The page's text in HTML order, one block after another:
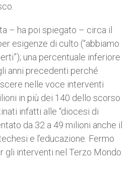
– ha poi spiegato – circa il
esigenze di culto (“abbiamo
una percentuale inferiore
anni precedenti perché
nelle voce interventi
in più dei 140 dello scorso
infatti alle “diocesi di
da 32 a 49 milioni anche il
e l’educazione. Fermo
gli interventi nel Terzo Mondo